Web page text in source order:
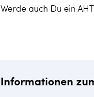
Werde auch Du ein
Informationen